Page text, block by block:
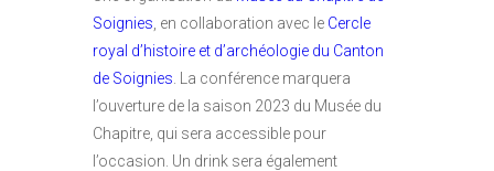
Soignies , en collaboration avec le Cercle
royal d’histoire et d’archéologie du Canton
de Soignies . La conférence marquera
l’ouverture de la saison 2023 du Musée du
Chapitre, qui sera accessible pour
l’occasion. Un drink sera également